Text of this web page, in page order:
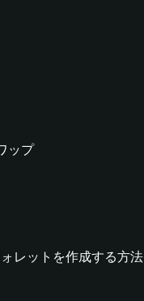
ップ
レットを作成する方法